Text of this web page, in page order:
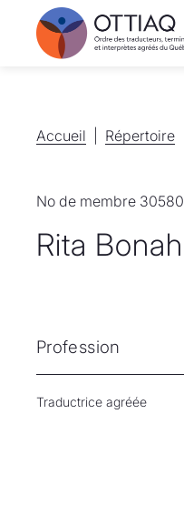
Accueil
Accueil Répertoire
Répertoire
No de membre 30580
Rita Bonah
Profession
Traductrice agréée